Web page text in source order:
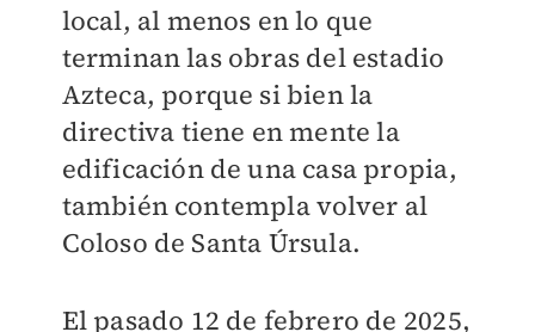
local, al menos en lo que
terminan las obras del estadio
Azteca, porque si bien la
directiva tiene en mente la
edificación de una casa propia,
también contempla volver al
Coloso de Santa Úrsula.
El pasado 12 de febrero de 2025,